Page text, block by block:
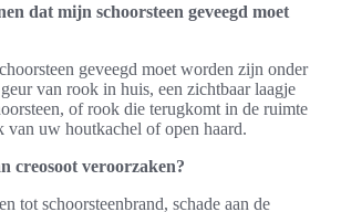
dat mijn schoorsteen geveegd moet
geveegd moet worden zijn onder
van rook in huis, een zichtbaar laagje
of rook die terugkomt in de ruimte
van uw houtkachel of open haard.
creosoot veroorzaken?
tot schoorsteenbrand, schade aan de